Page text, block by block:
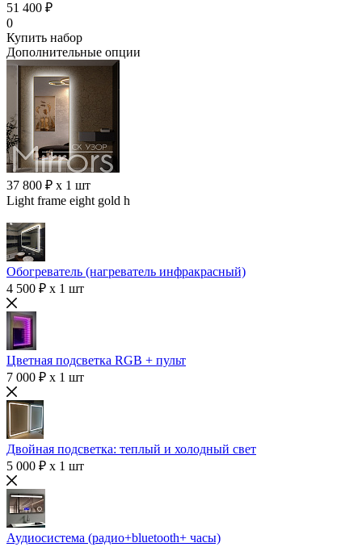
51 400 ₽
0
Купить набор
Дополнительные опции
37 800 ₽ x 1 шт
Light frame eight gold h
Обогреватель (нагреватель инфракрасный)
4 500 ₽ x 1 шт
Цветная подсветка RGB + пульт
7 000 ₽ x 1 шт
Двойная подсветка: теплый и холодный свет
5 000 ₽ x 1 шт
Аудиосистема (радио+bluetooth+ часы)